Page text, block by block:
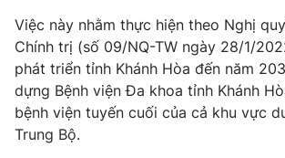
® Cấm sao chép dưới mọi hình thức nếu
thuận bằng văn bản. Ghi rõ nguồn VTV.vn
thông tin từ website này.
Việc này nhằm thực hiện theo Nghị
Chính trị (số 09/NQ-TW ngày 28/1/
phát triển tỉnh Khánh Hòa đến năm
dựng Bệnh viện Đa khoa tỉnh Khánh
bệnh viện tuyến cuối của cả khu vực
Trung Bộ.